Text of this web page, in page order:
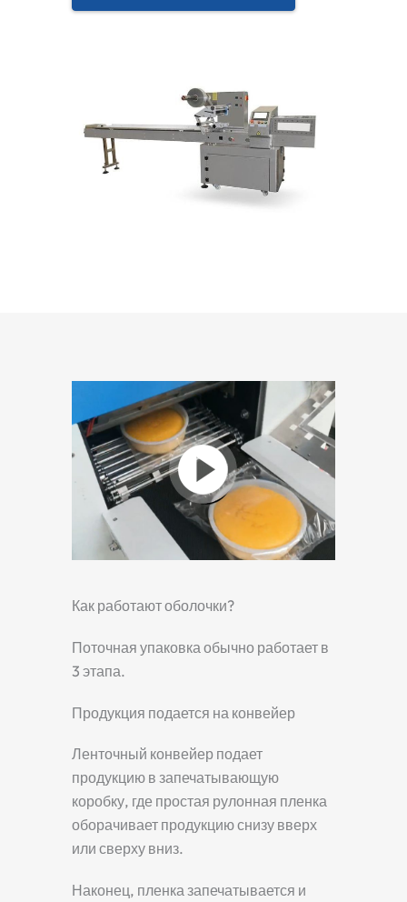
Как работают оболочки?
Поточная упаковка обычно работает в
3 этапа.
Продукция подается на конвейер
Ленточный конвейер подает
продукцию в запечатывающую
коробку, где простая рулонная пленка
оборачивает продукцию снизу вверх
или сверху вниз.
Наконец, пленка запечатывается и